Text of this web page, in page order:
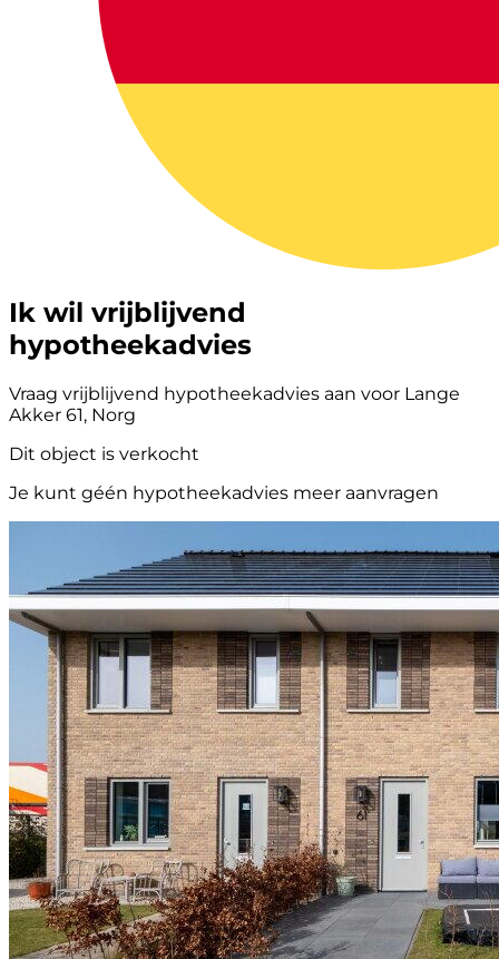
Ik wil vrijblijvend
hypotheekadvies
Vraag vrijblijvend hypotheekadvies aan voor Lange
Akker 61, Norg
Dit object is verkocht
Je kunt géén hypotheekadvies meer aanvragen